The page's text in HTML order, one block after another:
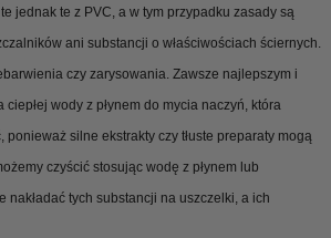
jednak te z PVC, a w tym przypadku zasady są
ani substancji o właściwościach ściernych.
czy zarysowania. Zawsze najlepszym i
wody z płynem do mycia naczyń, która
silne ekstrakty czy tłuste preparaty mogą
czyścić stosując wodę z płynem lub
tych substancji na uszczelki, a ich